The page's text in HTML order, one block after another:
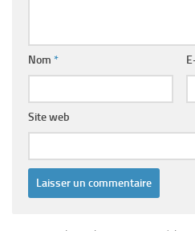
Nom *
Site web